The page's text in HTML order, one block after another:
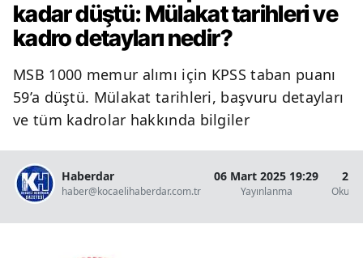
kadar düştü: Mülakat tarihleri ve
kadro detayları nedir?
MSB 1000 memur alımı için KPSS taban puanı
59’a düştü. Mülakat tarihleri, başvuru detayları
ve tüm kadrolar hakkında bilgiler
Haberdar
haber@kocaelihaberdar.com.tr
06 Mart 2025 19:29
Yayınlanma
2